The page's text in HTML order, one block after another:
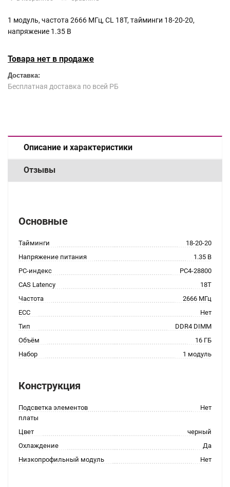
1 модуль, частота 2666 МГц, CL 18T, тайминги 18-20-20,
напряжение 1.35 В
Товара нет в продаже
Доставка:
Бесплатная доставка по всей РБ
Описание и характеристики
Отзывы
Основные
Тайминги
18-20-20
Напряжение питания
1.35 В
PC-индекс
PC4-28800
CAS Latency
18T
Частота
2666 МГц
ECC
Нет
Тип
DDR4 DIMM
Объём
16 ГБ
Набор
1 модуль
Конструкция
Подсветка элементов
платы
Нет
Цвет
черный
Охлаждение
Да
Низкопрофильный модуль
Нет